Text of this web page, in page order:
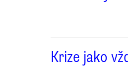
Krize jako